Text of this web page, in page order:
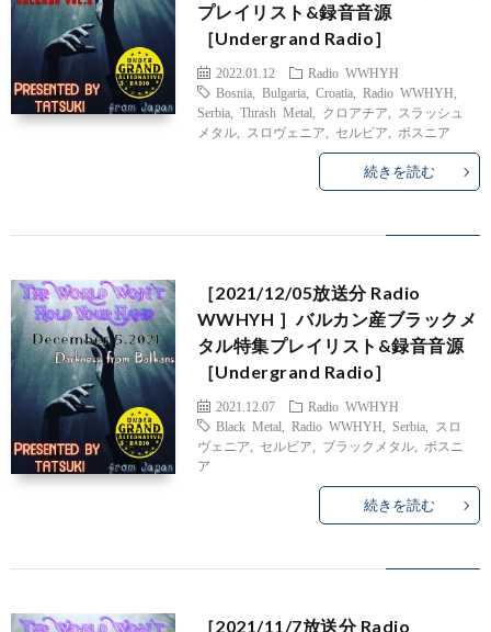
プレイリスト&録音音源
［Undergrand Radio］
2022.01.12
Radio WWHYH
Bosnia, Bulgaria, Croatia, Radio WWHYH
Serbia, Thrash Metal クロアチア
スラッシュ
メタル, スロヴェニア セルビア ボスニア
続きを読む
［2021/12/05放送分 Radio
WWHYH ］バルカン産ブラックメ
タル特集プレイリスト&録音音源
［Undergrand Radio］
2021.12.07
Radio WWHYH
Black Metal
Radio WWHYH Serbia,
スロ
ヴェニア
セルビア ブラックメタル, ボスニ
ア
続きを読む
［2021/11/7放送分 Radio